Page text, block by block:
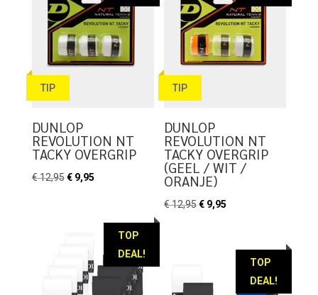
TIP
DUNLOP
REVOLUTION NT
TACKY OVERGRIP
€12,95 Oorspronkelijke
€9,95Huidige
€ 9,95.
TIP
DUNLOP
REVOLUTION NT
TACKY OVERGRIP
(GEEL / WIT /
ORANJE)
€12,95Oorspronkelijke
€ 9,95
€ 9,95.
TOP
DEAL!
TOP
DEAL!